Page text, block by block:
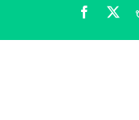
Facebook
X